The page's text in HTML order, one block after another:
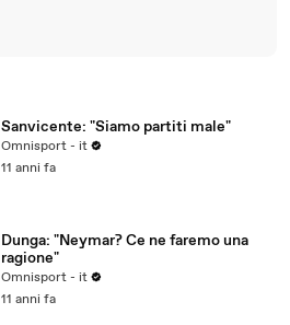
Sanvicente: "Siamo partiti male"
Omnisport - it
11 anni fa
Dunga: "Neymar? Ce ne faremo una
ragione"
Omnisport - it
11 anni fa